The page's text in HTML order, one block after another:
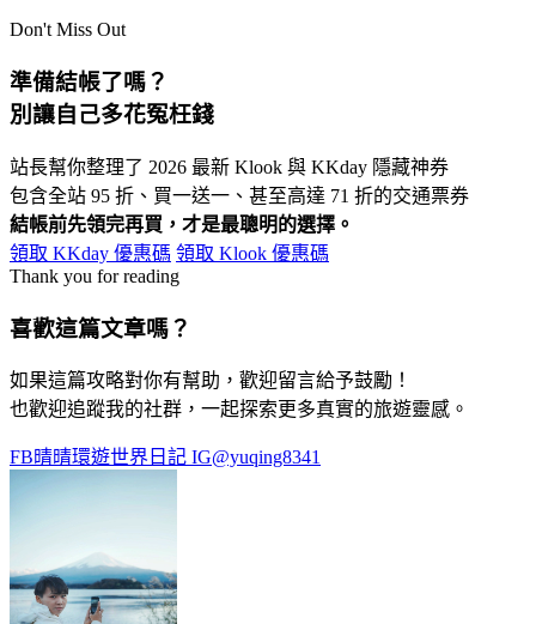
Don't Miss Out
準備結帳了嗎？
別讓自己多花冤枉錢
站長幫你整理了 2026 最新 Klook 與 KKday 隱藏神券
包含全站 95 折、買一送一、甚至高達 71 折的交通票券
結帳前先領完再買，才是最聰明的選擇。
領取 KKday 優惠碼 領取 Klook 優惠碼
Thank you for reading
喜歡這篇文章嗎？
如果這篇攻略對你有幫助，歡迎留言給予鼓勵！
也歡迎追蹤我的社群，一起探索更多真實的旅遊靈感。
FB晴晴環遊世界日記 IG@yuqing8341